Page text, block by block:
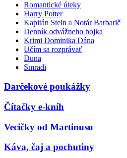
Romantické úteky
Harry Potter
Kapitán Stein a Notár Barbarič
Denník odvážneho bojka
Krimi Dominika Dána
Učím sa rozprávať
Duna
Smradi
Darčekové poukážky
Čítačky e-kníh
Vecičky od Martinusu
Káva, čaj a pochutiny